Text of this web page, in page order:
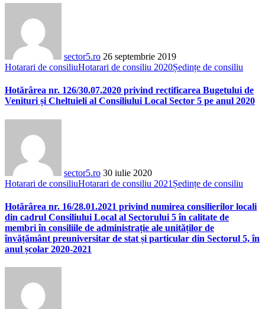
sector5.ro 26 septembrie 2019
Hotarari de consiliuHotarari de consiliu 2020Ședințe de consiliu
Hotărârea nr. 126/30.07.2020 privind rectificarea Bugetului de
Venituri și Cheltuieli al Consiliului Local Sector 5 pe anul 2020
sector5.ro 30 iulie 2020
Hotarari de consiliuHotarari de consiliu 2021 Ședințe de consiliu
Hotărârea nr. 16/28.01.2021 privind numirea consilierilor locali
din cadrul Consiliului Local al Sectorului 5 în calitate de
membri în consiliile de administrație ale unităților de
învățământ preuniversitar de stat și particular din Sectorul 5, în
anul școlar 2020-2021